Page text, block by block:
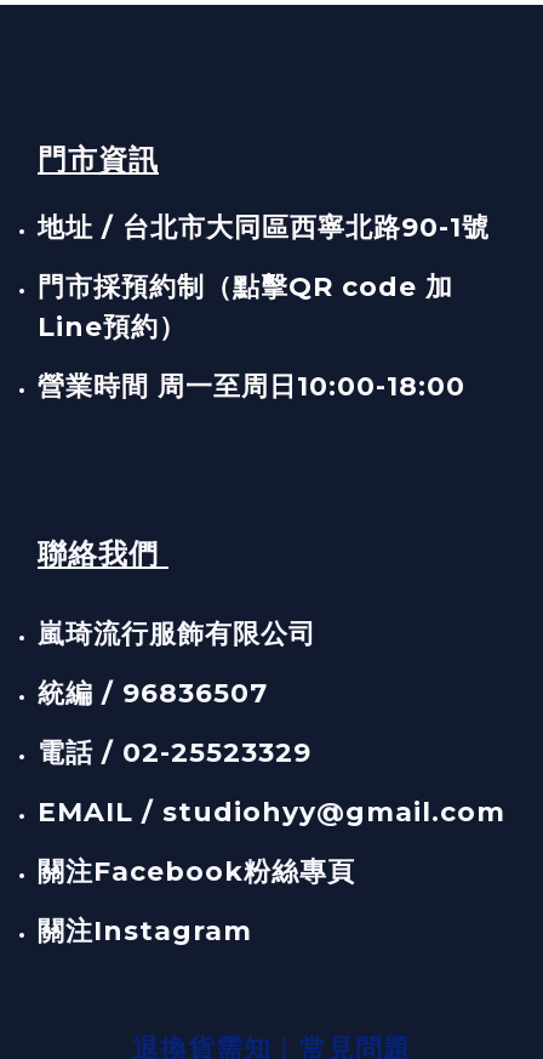
門市資訊
地址 / 台北市大同區西寧北路90-1號
門市採預約制（點擊QR code 加
Line預約）
營業時間 周一至周日10:00-18:00
聯絡我們
嵐琦流行服飾有限公司
統編 / 96836507
電話 / 02-25523329
EMAIL / studiohyy@gmail.com
關注Facebook粉絲專頁
關注Instagram
退換貨需知 常見問題